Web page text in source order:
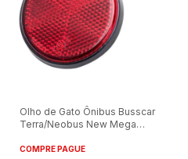
Olho de Gato Ônibus Busscar
Terra/Neobus New Mega
COMPRE PAGUE